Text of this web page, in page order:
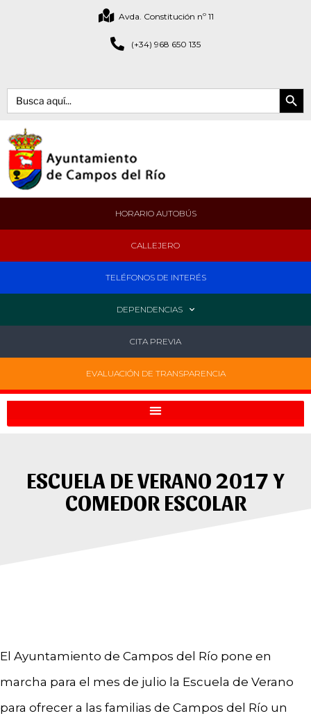
Avda. Constitución nº 11
(+34) 968 650 135
Buscar: Botón de
HORARIO AUTOBÚS
CALLEJERO
TELÉFONOS DE INTERÉS
DEPENDENCIAS
CITA PREVIA
EVALUACIÓN DE TRANSPARENCIA
ESCUELA DE VERANO 2017 Y
COMEDOR ESCOLAR
El Ayuntamiento de Campos del Río pone en
marcha para el mes de julio la Escuela de Verano
para ofrecer a las familias de Campos del Río un